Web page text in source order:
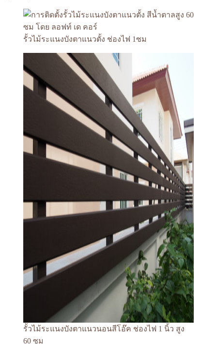
รั้วไม้ระแนงบังตาแนวตั้ง ช่องไฟ 1ซม
รั้วไม้ระแนงบังตาแนวนอนสีโอ๊ค ช่องไฟ 1 นิ้ว สูง
60 ซม